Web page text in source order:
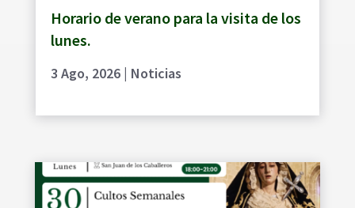
Horario de verano para la visita de los
lunes.
3 Ago, 2026| Noticias